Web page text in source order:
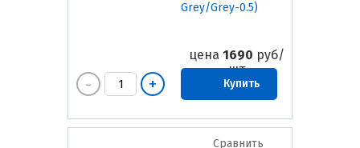
Grey/Grey-0.5)
цена 1690 руб/
шт
Купить
Сравнить